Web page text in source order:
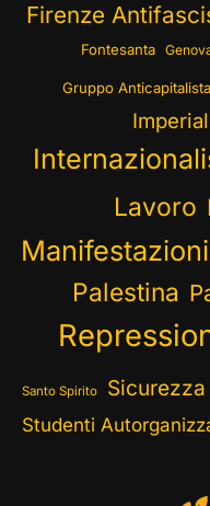
Firenze
Fontesanta
Gruppo
Lavoro
Manifestazioni
Palestina
Santo Spirito Sicurezza
Studenti